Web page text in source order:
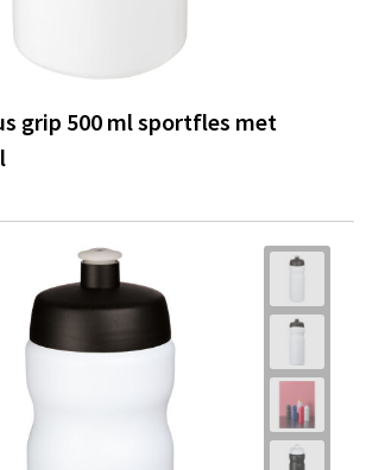
grip 500 ml sportfles met